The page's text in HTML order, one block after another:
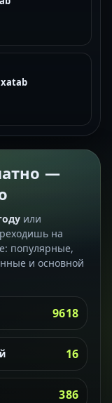
xatab
—
или
на
популярные,
и основной
9618
16
386